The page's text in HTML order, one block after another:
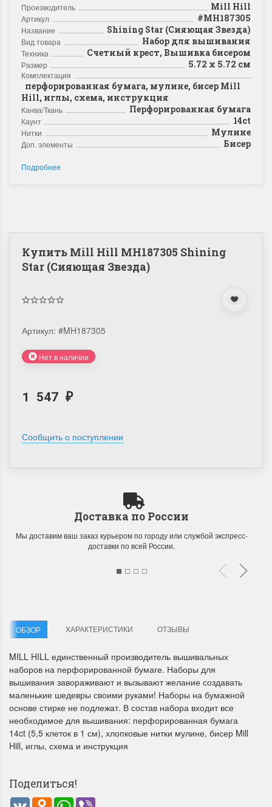
Летние Скидки
!! СКИДКА 20% ‼️ с 1 до 3 июня в
честь первого летнего дня
Чудетство...
ПОДРОБНЕЕ
Анастасия Туманова
1 июня 2024 11:29
На сайте пополнение
Dimensions
Спешите купить...
ПОДРОБНЕЕ
Анастасия Туманова
Производитель Mill Hill
Артикул #MH187305
Название Shining Star (Сияющая Звезда)
Вид товара Набор для вышивания
Техника Счетный крест, Вышивка бисером
Размер 5.72 x 5.72 см
Комплектация
перфорированная бумага, мулине, бисер Mill
Hill, иглы, схема, инструкция
Канва/Ткань Перфорированная бумага
Каунт 14ct
Нитки Мулине
Доп. элементы Бисер
Подробнее
Купить Mill Hill MH187305 Shining
Star (Сияющая Звезда)
Артикул: #MH187305
Нет в наличии
1 547 ₽
Сообщить о поступлении
Доставка по России
Мы доставим ваш заказ курьером по городу или службой экспресс-
доставки по всей России.
ОБЗОР ХАРАКТЕРИСТИКИ ОТЗЫВЫ
MILL HILL единственный производитель вышивальных
наборов на перфорированной бумаге. Наборы для
вышивания завораживают и вызывают желание создавать
маленькие шедевры своими руками! Наборы на бумажной
основе стирке не подлежат. В состав набора входит все
необходимое для вышивания: перфорированная бумага
14ct (5,5 клеток в 1 см), хлопковые нитки мулине, бисер Mill
Hill, иглы, схема и инструкция
Поделиться!
VK Odnoklassniki
WhatsApp